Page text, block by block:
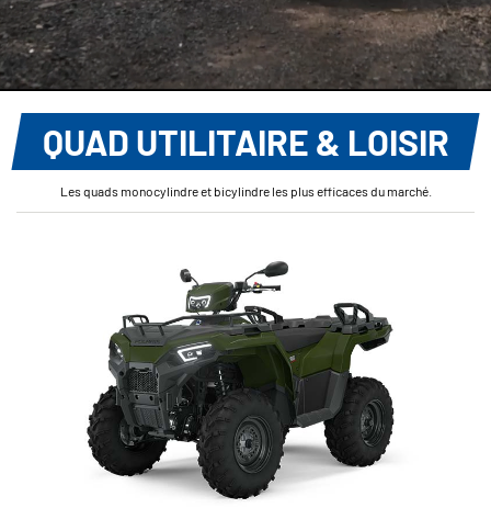
QUAD UTILITAIRE & LOISIR
Les quads monocylindre et bicylindre les plus efficaces du marché.